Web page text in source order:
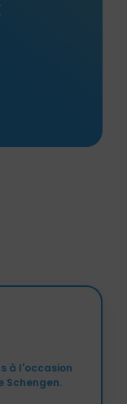
à l'occasion
Schengen.